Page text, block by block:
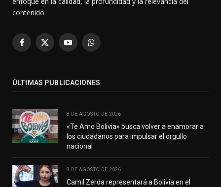
contenido.
Facebook
X
YouTubeWhatsApp
ÚLTIMAS PUBLICACIONES
8 DE AGOSTO DE 2026
«Te Amo Bolivia» busca volver a enamorar a
los ciudadanos para impulsar el orgullo
nacional
8 DE AGOSTO DE 2026
Camil Zerda representará a Bolivia en el